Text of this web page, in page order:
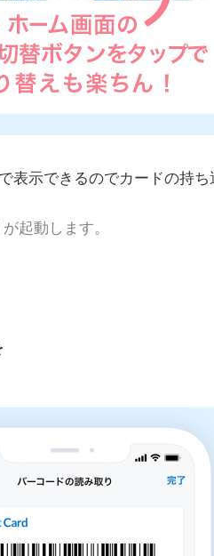
表示できるのでカードの持ち
起動します。